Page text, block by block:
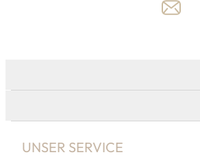
UNSER SERVICE